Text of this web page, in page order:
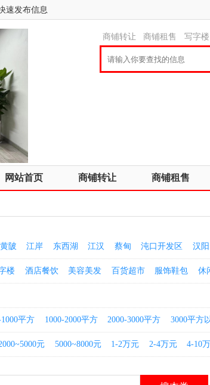
速发布信息
商铺转让 商铺租售 写字楼
网站首页 商铺转让 商铺租售
黄陂 江岸 东西湖 江汉 蔡甸 沌口开发区 汉阳
楼 酒店餐饮 美容美发 百货超市 服饰鞋包 休
平方 1000-2000平方 2000-3000平方 3000平方
元 5000~8000元 1-2万元 2-4万元 4-10